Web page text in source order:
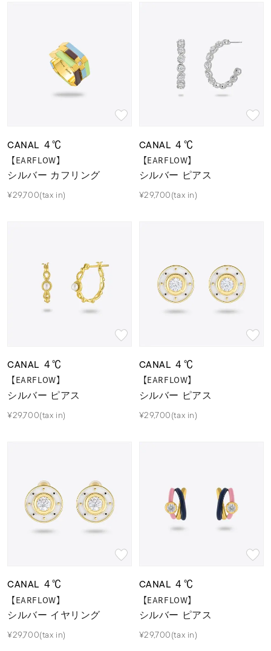
CANAL ４℃
【EARFLOW】
シルバー カフリング
¥29,700(tax in)
CANAL ４℃
【EARFLOW】
シルバー ピアス
¥29,700(tax in)
CANAL ４℃
【EARFLOW】
シルバー ピアス
¥29,700(tax in)
CANAL ４℃
【EARFLOW】
シルバー ピアス
¥29,700(tax in)
CANAL ４℃
【EARFLOW】
シルバー イヤリング
¥29,700(tax in)
CANAL ４℃
【EARFLOW】
シルバー ピアス
¥29,700(tax in)